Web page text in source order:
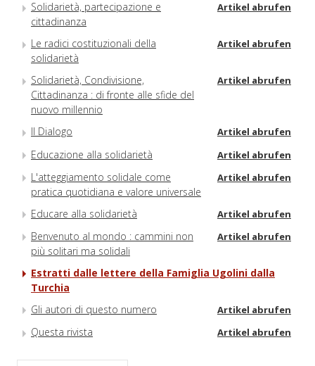
Solidarietà, partecipazione e
cittadinanza
Artikel abrufen
Le radici costituzionali della
solidarietà
Artikel abrufen
Solidarietà, Condivisione,
Cittadinanza : di fronte alle sfide del
nuovo millennio
Artikel abrufen
Il Dialogo Artikel abrufen
Educazione alla solidarietà Artikel abrufen
L'atteggiamento solidale come
pratica quotidiana e valore universale
Artikel abrufen
Educare alla solidarietà Artikel abrufen
Benvenuto al mondo : cammini non
più solitari ma solidali
Artikel abrufen
Estratti dalle lettere della Famiglia Ugolini dalla
Turchia
Gli autori di questo numero
Artikel abrufen
Questa rivista Artikel abrufen